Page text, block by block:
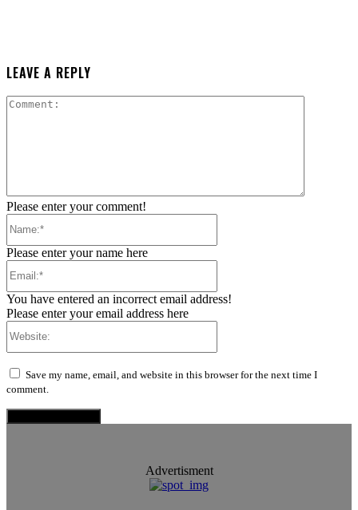
LEAVE A REPLY
Please enter your comment!
Please enter your name here
You have entered an incorrect email address!
Please enter your email address here
Save my name, email, and website in this browser for the next time I
comment.
Advertisment